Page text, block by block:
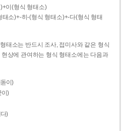
이(형식 형태소)
소)+­-히­-(형식 형태소)+-다(형식 형태
태소는 반드시 조사, 접미사와 같은 형식
상에 관여하는 형식 형태소에는 다음과
이)
이)
)